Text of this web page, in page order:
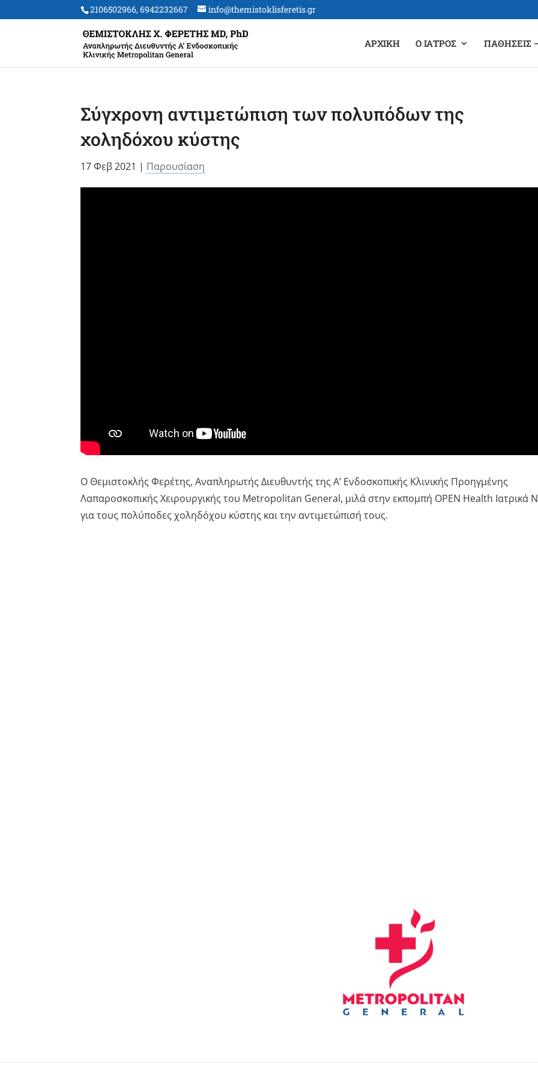
2106502966, 6942232667 info@themistoklisferetis.gr
ΑΡΧΙΚΉ Ο ΙΑΤΡΌΣ ΠΑΘΉΣΕΙΣ
Σύγχρονη αντιμετώπιση των πολυπόδων της
χοληδόχου κύστης
17 Φεβ 2021 | Παρουσίαση
Ο Θεμιστοκλής Φερέτης, Αναπληρωτής Διευθυντής της Α’ Ενδοσκοπικής Κλινικής Προηγμένης
Λαπαροσκοπικής Χειρουργικής του Metropolitan General, μιλά στην εκπομπή ΟPEN Health Iατρικά
για τους πολύποδες χοληδόχου κύστης και την αντιμετώπισή τους.